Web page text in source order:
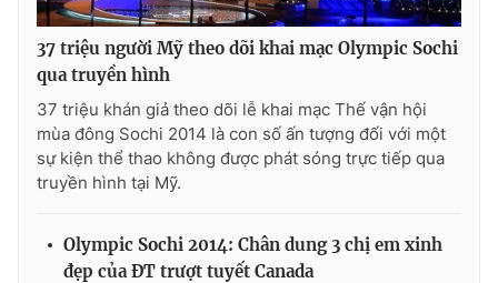
37 triệu người Mỹ theo dõi khai mạc Olympic Sochi
qua truyền hình
37 triệu khán giả theo dõi lễ khai mạc Thế vận hội
mùa đông Sochi 2014 là con số ấn tượng đối với một
sự kiện thể thao không được phát sóng trực tiếp qua
truyền hình tại Mỹ.
Olympic Sochi 2014: Chân dung 3 chị em xinh
đẹp của ĐT trượt tuyết Canada